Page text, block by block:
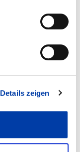
Details zeigen